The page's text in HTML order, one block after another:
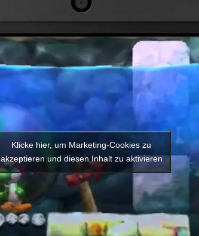
Klicke hier, um Marketing-Cookies zu
akzeptieren und diesen Inhalt zu aktivieren